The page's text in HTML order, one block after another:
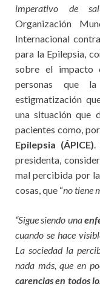
imperativo de
Organización
Internacional
para la Epilepsia,
sobre el impacto
personas que
estigmatización
una situación que
pacientes como,
Epilepsia (ÁPICE).
presidenta,
mal percibida por
cosas, que “no tiene
“Sigue siendo una
cuando se hace
La sociedad la
nada más, que en
carencias en todos